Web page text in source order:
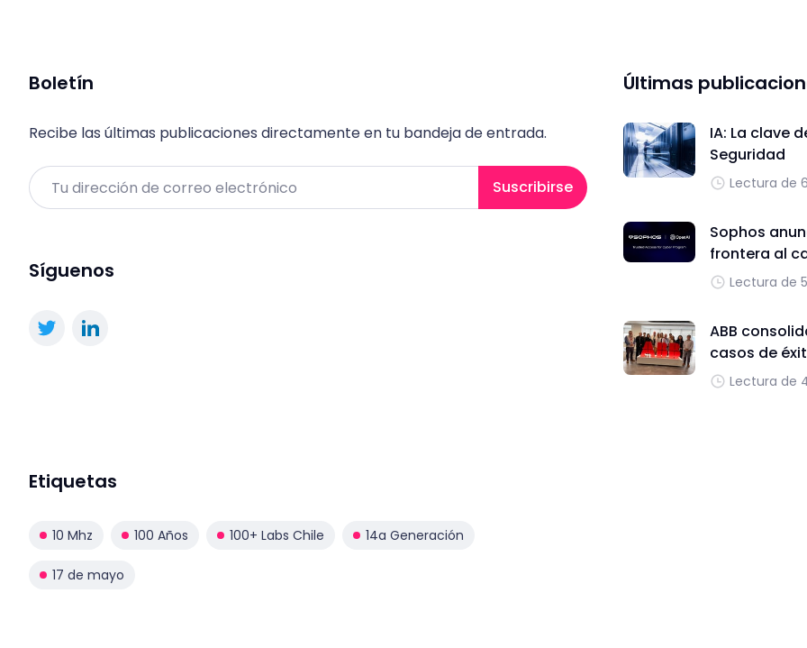
Boletín
Recibe las últimas publicaciones directamente en tu bandeja de entrada.
Email Suscribirse
Síguenos
Últimas
IA: La clave
Seguridad
Lectura de
Sophos
frontera al
Lectura de
ABB
casos de
Lectura de
Etiquetas
10 Mhz 100 Años 100+ Labs Chile 14a Generación
17 de mayo